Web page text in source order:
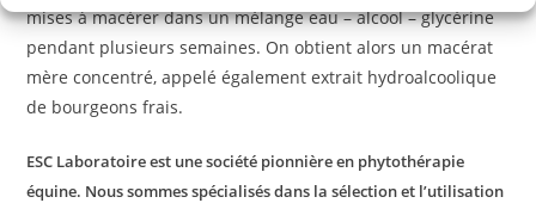
mises à macérer dans un mélange eau – alcool – glycérine
pendant plusieurs semaines. On obtient alors un macérat
mère concentré, appelé également extrait hydroalcoolique
de bourgeons frais.
ESC Laboratoire est une société pionnière en phytothérapie
équine. Nous sommes spécialisés dans la sélection et l’utilisation